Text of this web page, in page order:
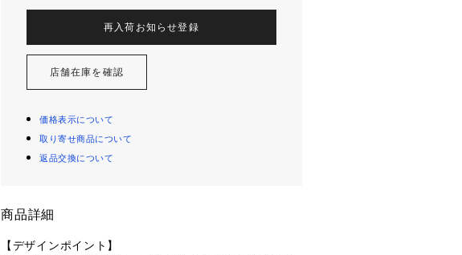
再入荷お知らせ登録
店舗在庫を確認
価格表示について
取り寄せ商品について
返品交換について
商品詳細
【デザインポイント】